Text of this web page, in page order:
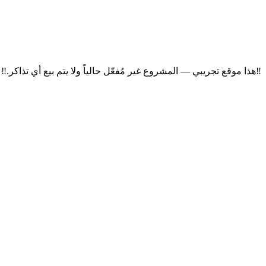
‼هذا موقع تجريبي — المشروع غير مُفعّل حالياً ولا يتم بيع أي تذاكر.‼